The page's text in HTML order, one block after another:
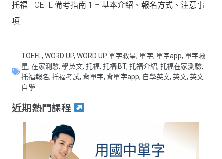
托福 TOEFL 備考指南 1 – 基本介紹、報名方式、注意事
項
TOEFL , WORD UP, WORD UP 單字救星, 單字, 單字app, 單字救
星, 在家測驗, 學英文, 托福, 托福iBT, 托福介紹, 托福在家測驗,
托福報名, 托福考試, 背單字, 背單字app, 自學英文, 英文, 英文
自學
近期熱門課程